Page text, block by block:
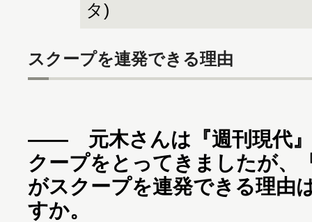
タ)
スクープを連発できる理由
―― 元木さんは『週刊現代』
クープをとってきましたが、
がスクープを連発できる理由
すか。